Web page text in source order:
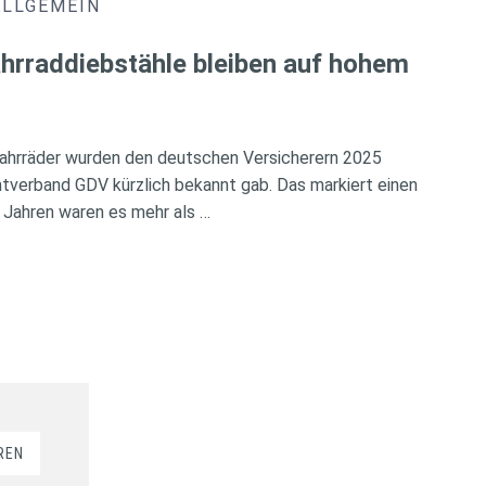
bleiben auf hohem
wurden den deutschen Versicherern 2025
GDV kürzlich bekannt gab. Das markiert einen
waren es mehr als …